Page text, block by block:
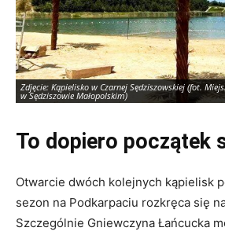
Zdjęcie: Kąpielisko w Czarnej Sędziszowskiej (fot.
w Sędziszowie Małopolskim)
To dopiero początek
Otwarcie dwóch kolejnych kąpielisk
sezon na Podkarpaciu rozkręca się
Szczególnie Gniewczyna Łańcucka